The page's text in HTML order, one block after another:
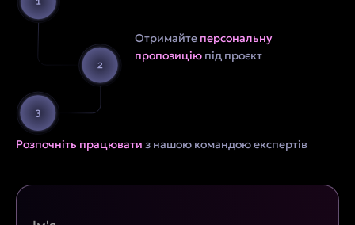
Отримайте персональну
пропозицію під проєкт
Розпочніть працювати з нашою командою експертів